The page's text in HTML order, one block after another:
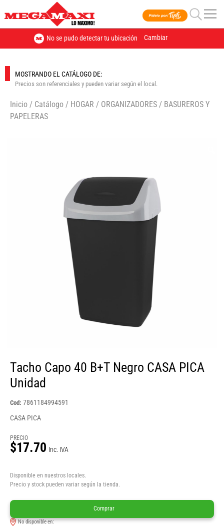
No se pudo detectar tu ubicación Cambiar
MOSTRANDO EL CATÁLOGO DE:
Precios son referenciales y pueden variar según el local.
Inicio / Catálogo / HOGAR / ORGANIZADORES / BASUREROS Y
PAPELERAS
Tacho Capo 40 B+T Negro CASA PICA
Unidad
Cod: 7861184994591
CASA PICA
PRECIO
$17.70 Inc. IVA
Disponible en nuestros locales.
Precio y stock pueden variar según la tienda.
Comprar
No disponible en: